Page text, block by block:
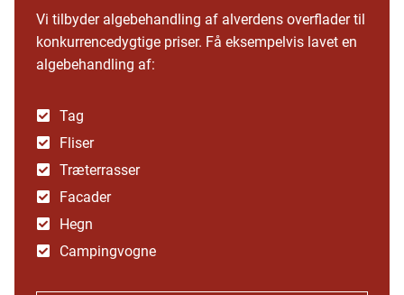
Vi tilbyder algebehandling af alverdens overflader til
konkurrencedygtige priser. Få eksempelvis lavet en
algebehandling af:
Tag
Fliser
Træterrasser
Facader
Hegn
Campingvogne